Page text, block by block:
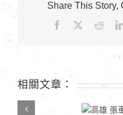
Share This Story,
Facebook
相關文章：
高雄